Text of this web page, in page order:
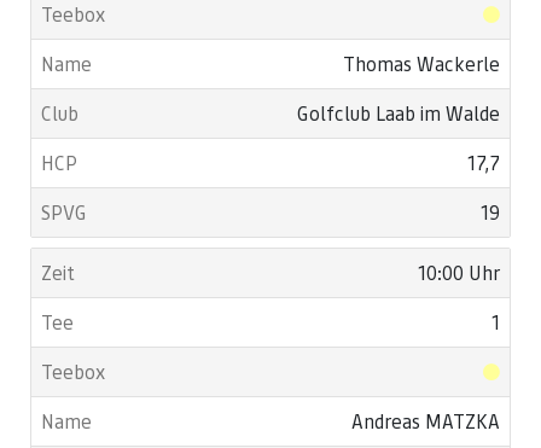
Thomas Wackerle
Golfclub Laab im Walde
17,7
19
10:00 Uhr
1
Andreas MATZKA